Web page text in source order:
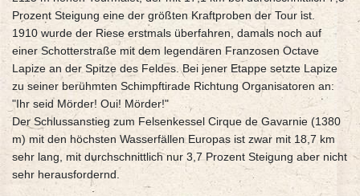
Prozent Steigung eine der größten Kraftproben der Tour ist.
1910 wurde der Riese erstmals überfahren, damals noch auf
einer Schotterstraße mit dem legendären Franzosen Octave
Lapize an der Spitze des Feldes. Bei jener Etappe setzte Lapize
zu seiner berühmten Schimpftirade Richtung Organisatoren an:
"Ihr seid Mörder! Oui! Mörder!"
Der Schlussanstieg zum Felsenkessel Cirque de Gavarnie (1380
m) mit den höchsten Wasserfällen Europas ist zwar mit 18,7 km
sehr lang, mit durchschnittlich nur 3,7 Prozent Steigung aber nicht
sehr herausfordernd.